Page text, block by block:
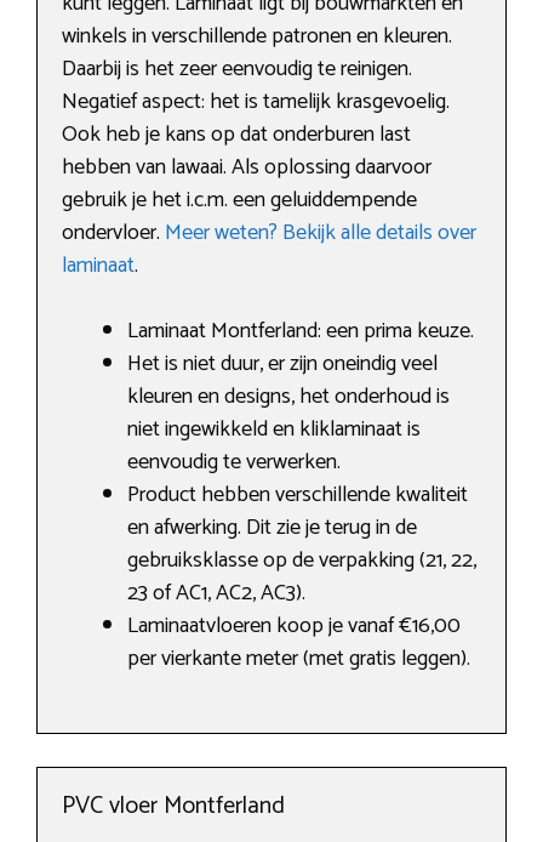
winkels in verschillende patronen en kleuren.
Daarbij is het zeer eenvoudig te reinigen.
Negatief aspect: het is tamelijk krasgevoelig.
Ook heb je kans op dat onderburen last
hebben van lawaai. Als oplossing daarvoor
gebruik je het i.c.m. een geluiddempende
ondervloer. Meer weten? Bekijk alle details over
laminaat.
Laminaat Montferland: een prima keuze.
Het is niet duur, er zijn oneindig veel
kleuren en designs, het onderhoud is
niet ingewikkeld en kliklaminaat is
eenvoudig te verwerken.
Product hebben verschillende kwaliteit
en afwerking. Dit zie je terug in de
gebruiksklasse op de verpakking (21, 22,
23 of AC1, AC2, AC3).
Laminaatvloeren koop je vanaf €16,00
per vierkante meter (met gratis leggen).
PVC vloer Montferland